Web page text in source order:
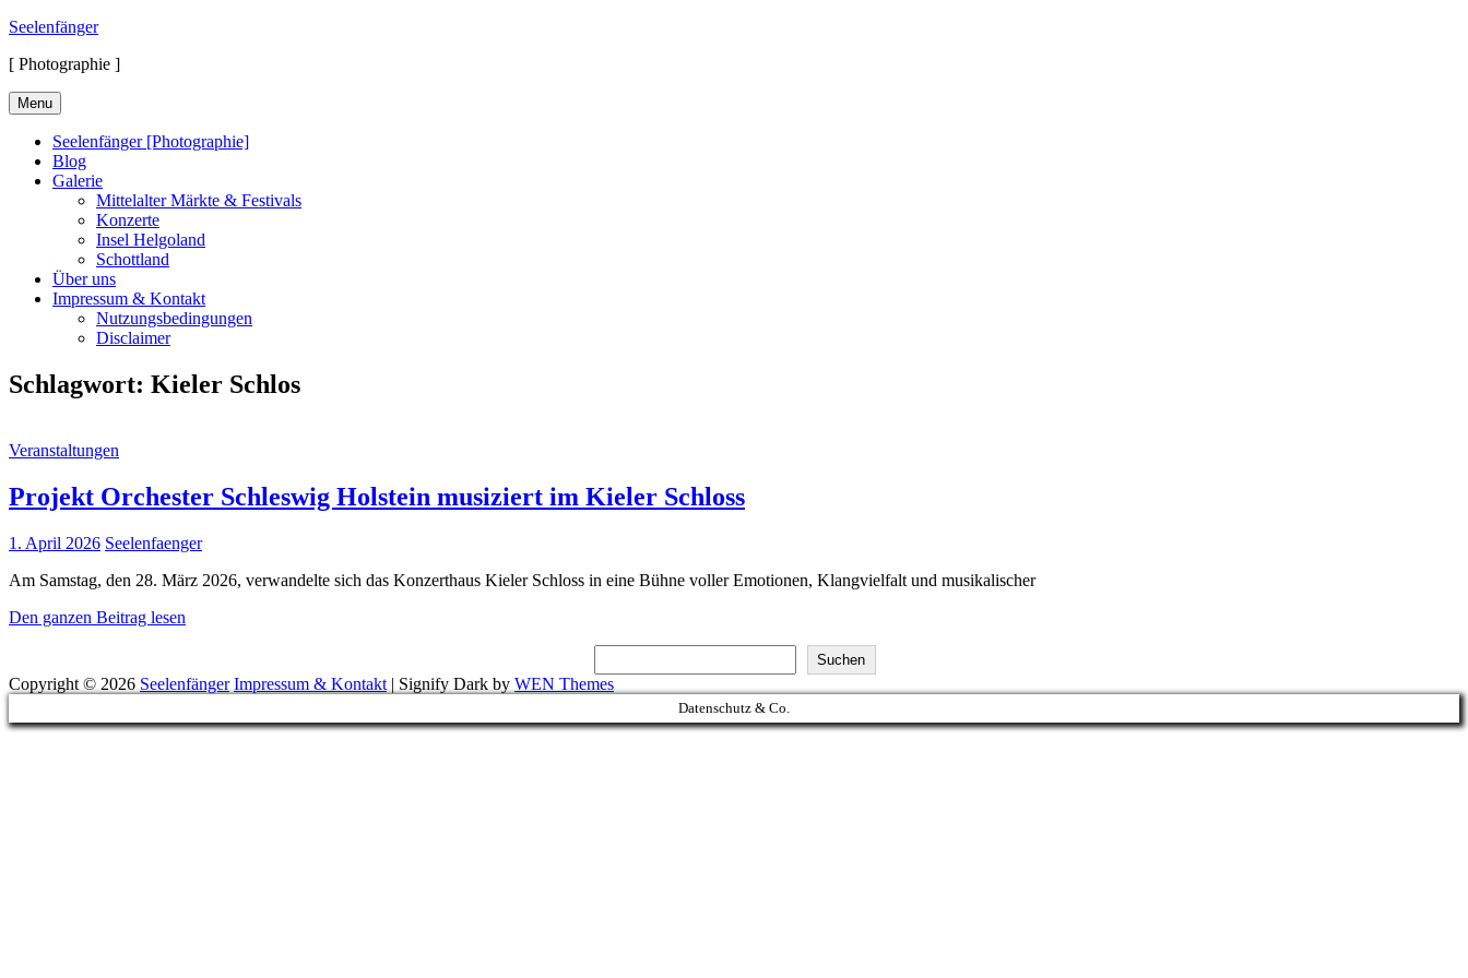
Skip
content
Seelenfänger
[ Photographie ]
Menu
Seelenfänger [Photographie]
Blog
Galerie
Mittelalter Märkte & Festivals
Konzerte
Insel Helgoland
Schottland
Über uns
Impressum & Kontakt
Nutzungsbedingungen
Disclaimer
Schlagwort: Kieler Schlos
Cat
Veranstaltungen
Projekt Orchester Schleswig Holstein musiziert im Kieler Schloss
Posted
1. April 2026 Seelenfaenger
Am Samstag, den 28. März 2026, verwandelte sich das Konzerthaus Kieler Schloss in eine Bühne voller Emotionen, Klangvielfalt und musikalischer
Den ganzen Beitrag lesen
Holstein
musiziert
Kieler
Suchen
Copyright © 2026 Seelenfänger Impressum & Kontakt | Signify Dark by WEN Themes
Scroll
Up
Datenschutz & Co.